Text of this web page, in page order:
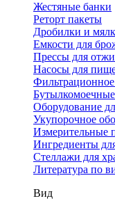
Жестяные банки
Реторт пакеты
Дробилки и
Емкости для
Прессы для
Насосы для
Оборудование
Укупорочное
Измерительные
Ингредиенты
Стеллажи для
Литература по
Вид